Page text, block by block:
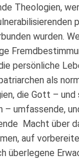
Theologien,
wurden.
persönliche
als
die Gott – und
umfassende,
Macht über
auf
überlegene